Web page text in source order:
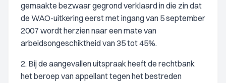
gemaakte bezwaar gegrond verklaard in die zin dat
de WAO-uitkering eerst met ingang van 5 september
2007 wordt herzien naar een mate van
arbeidsongeschiktheid van 35 tot 45%.
2. Bij de aangevallen uitspraak heeft de rechtbank
het beroep van appellant tegen het bestreden